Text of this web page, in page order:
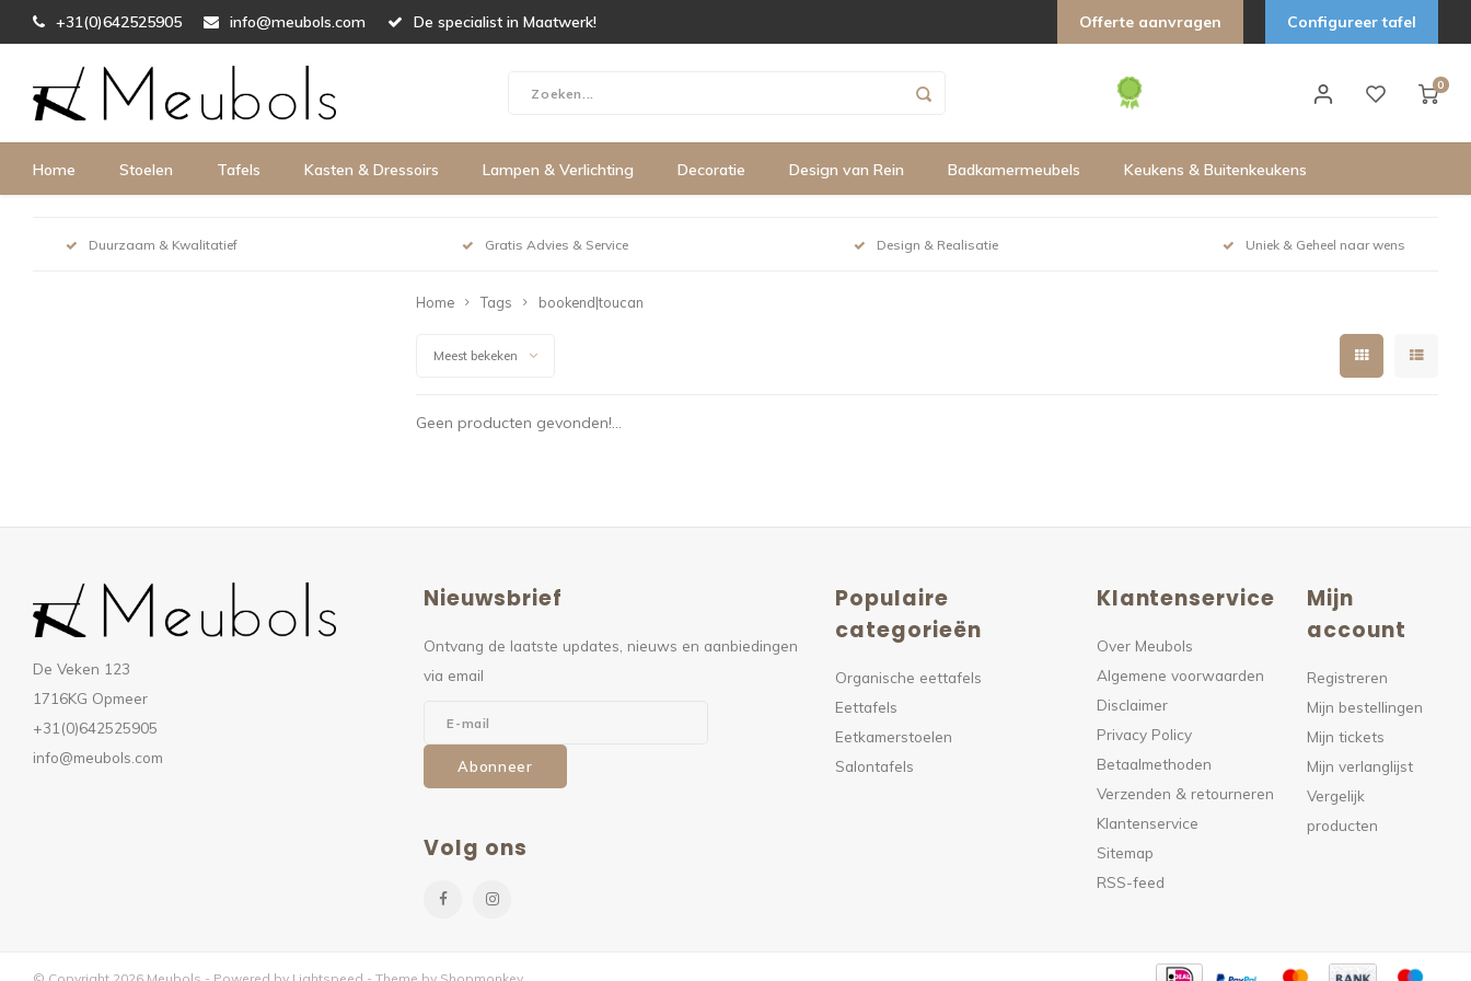
+31(0)642525905 info@meubols.com De specialist in Maatwerk! Offerte aanvragen Configureer tafel
0
Home Stoelen Tafels Kasten & Dressoirs Lampen & Verlichting Decoratie Design van Rein Badkamermeubels Keukens & Buitenkeukens
Duurzaam & Kwalitatief Gratis Advies & Service Design & Realisatie Uniek & Geheel naar wens
Home Tags bookend|toucan
Meest bekeken
Geen producten gevonden!...
De Veken 123
1716KG Opmeer
+31(0)642525905
info@meubols.com
Nieuwsbrief
Ontvang de laatste updates, nieuws en aanbiedingen
via email
Abonneer
Volg ons
Populaire
categorieën
Organische eettafels
Eettafels
Eetkamerstoelen
Salontafels
Klantenservice
Over Meubols
Algemene voorwaarden
Disclaimer
Privacy Policy
Betaalmethoden
Verzenden & retourneren
Klantenservice
Sitemap
RSS-feed
Mijn
account
Registreren
Mijn bestellingen
Mijn tickets
Mijn verlanglijst
Vergelijk
producten